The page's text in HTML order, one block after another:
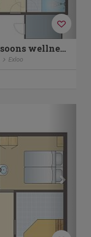
PUUR Exloo | 4-persoons wellness vakantiehuis | 4ELW
Exloo